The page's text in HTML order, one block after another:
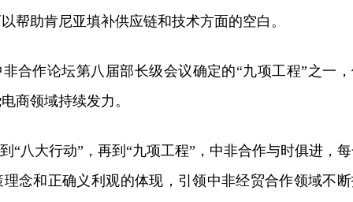
帮助肯尼亚填补供应链和技术方面的空白。
合作论坛第八届部长级会议确定的“九项工程”之一
商领域持续发力。
“八大行动”，再到“九项工程”，中非合作与时俱进，
念和正确义利观的体现，引领中非经贸合作领域不